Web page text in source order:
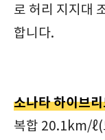
로 허리 지지대
합니다.
소나타 하이브
복합 20.1km/